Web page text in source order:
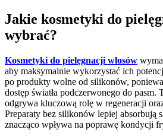
Jakie kosmetyki do
wybrać?
Kosmetyki do pielęgnacji włosów
aby maksymalnie wykorzystać ich
po produkty wolne od silikonów,
dostęp światła podczerwonego do pasm.
odgrywa kluczową rolę w regeneracji
Preparaty bez silikonów lepiej absorbują
znacząco wpływa na poprawę kondycji